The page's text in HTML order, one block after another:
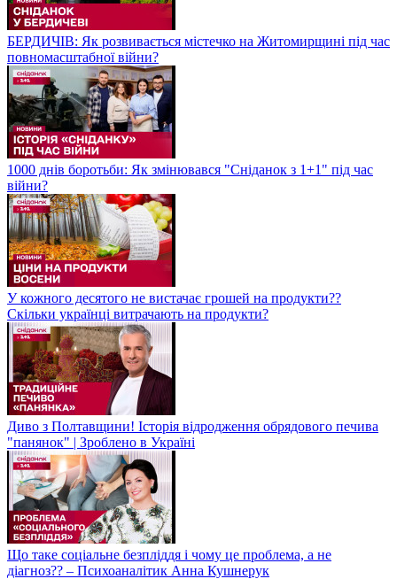
БЕРДИЧІВ: Як розвивається містечко на Житомирщині під час
повномасштабної війни?
1000 днів боротьби: Як змінювався "Сніданок з 1+1" під час
війни?
У кожного десятого не вистачає грошей на продукти??
Скільки українці витрачають на продукти?
Диво з Полтавщини! Історія відродження обрядового печива
"панянок" | Зроблено в Україні
Що таке соціальне безпліддя і чому це проблема, а не
діагноз?? – Психоаналітик Анна Кушнерук